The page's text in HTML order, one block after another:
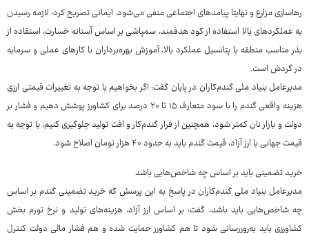
رهاسازی مزارع و نهایتا پیامدهای اجتماعی منفی می‌شود. ایمانی تصریح کرد: لازمه رسیدن
به عملکردهای بالا استفاده از کود هدفمند، سمپاشی بر اساس آستانه خسارت، استفاده از
بذر مناسب منطقه با پتانسیل عملکرد بالا، آموزش بهره‌برداران با کارهای عملی و سرمایه
در گردش است.
مدیرعامل بنیاد ملی گندم‌کاران در پایان گفت: اگر بخواهیم با توجه به تغییرات قیمتی ارزی
هزینه واقعی گندم را با سود متعارف ۱۵ تا ۲۰ درصد برای کشاورز پوشش دهیم و فشار بر
دولت و بازار نان کمتر شود، همچنین از فرار گندم‌کار و افت تولید جلوگیری کنیم، با توجه به
قیمت جهانی با ارز آزاد، قیمت گندم باید به حدود ۴۰ هزار تومان اصلاح شود.
خرید تضمینی باید بر اساس چه شاخص‌هایی باشد
مدیرعامل بنیاد ملی گندم‌کاران در پاسخ به این پرسش که خرید تضمینی گندم بر اساس
چه شاخص‌هایی باید باشد، گفت: بر اساس ارز آزاد، هزینه‌های تولید و نرخ تورم بخش
کشاورزی باید به‌روزرسانی شود تا هم کشاورز حمایت شده و هم فشار مالی دولت کنترل